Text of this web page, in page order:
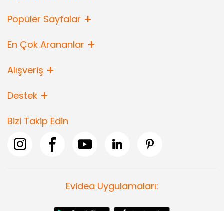
Popüler Sayfalar
En Çok Arananlar
Alışveriş
Destek
Bizi Takip Edin
Evidea Uygulamaları: